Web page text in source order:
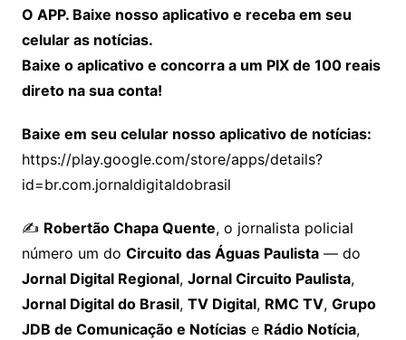
O APP. Baixe nosso aplicativo e receba em seu
celular as notícias.
Baixe o aplicativo e concorra a um PIX de 100 reais
direto na sua conta!
Baixe em seu celular nosso aplicativo de notícias:
https://play.google.com/store/apps/details?
id=br.com.jornaldigitaldobrasil
✍️ Robertão Chapa Quente, o jornalista policial
número um do Circuito das Águas Paulista— do
Jornal Digital Regional, Jornal Circuito Paulista,
Jornal Digital do Brasil, TV Digital, RMC TV, Grupo
JDB de Comunicação e Notíciase Rádio Notícia,